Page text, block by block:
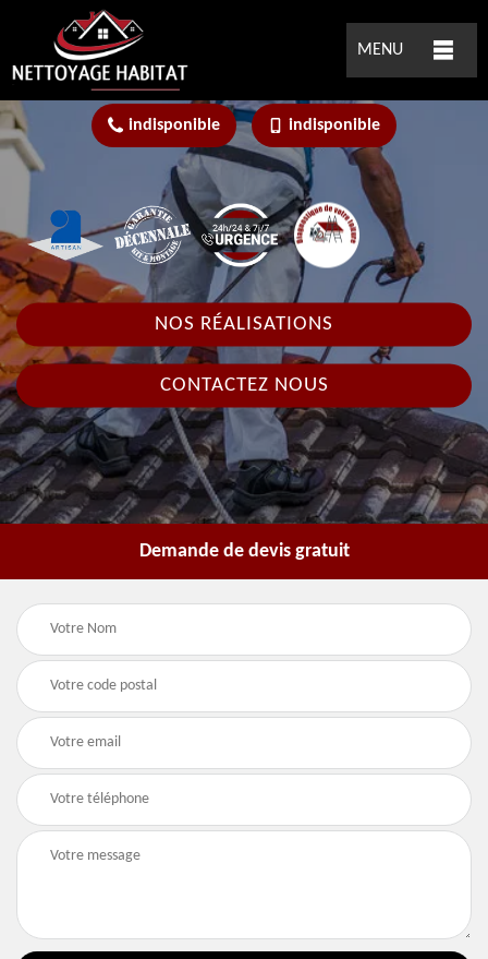
MENU
indisponible indisponible
NOS RÉALISATIONS
CONTACTEZ NOUS
Demande de devis gratuit